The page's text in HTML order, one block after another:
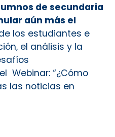
de secundaria
aún más el
los estudiantes e
el análisis y la
Webinar: “¿Cómo
las noticias en